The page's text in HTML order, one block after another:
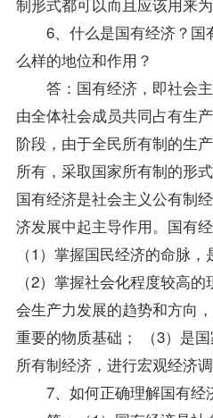
6、什么是国有经济？国
么样的地位和作用？
答：国有经济，即社会主
由全体社会成员共同占有生
阶段，由于全民所有制的生
所有，采取国家所有制的形
国有经济是社会主义公有制
济发展中起主导作用。国有
（1）掌握国民经济的命脉
（2）掌握社会化程度较高
会生产力发展的趋势和方向
重要的物质基础； （3）是
所有制经济，进行宏观经济
7、如何正确理解国有经